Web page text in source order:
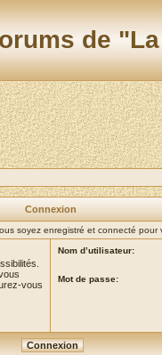
de
Connexion
soyez enregistré et connecté pour
vous
Nom d’utilisateur:
Mot de passe: